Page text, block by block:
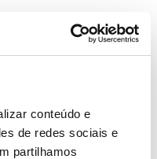
conteúdo e
de redes sociais e
partilhamos